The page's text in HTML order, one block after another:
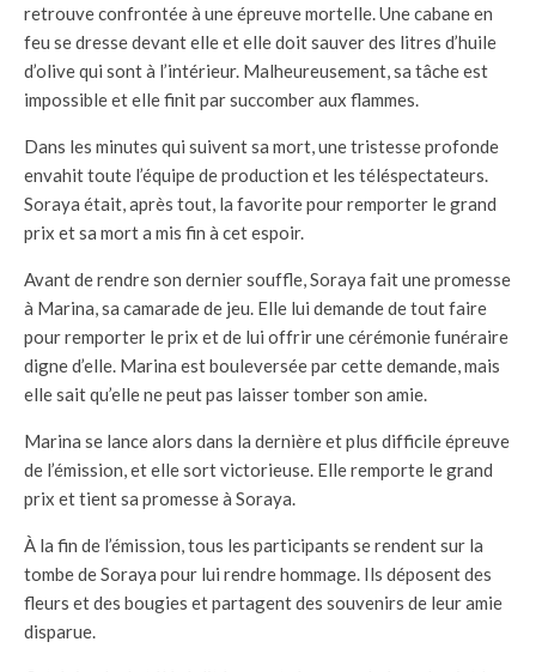
retrouve confrontée à une épreuve mortelle. Une cabane en
feu se dresse devant elle et elle doit sauver des litres d’huile
d’olive qui sont à l’intérieur. Malheureusement, sa tâche est
impossible et elle finit par succomber aux flammes.
Dans les minutes qui suivent sa mort, une tristesse profonde
envahit toute l’équipe de production et les téléspectateurs.
Soraya était, après tout, la favorite pour remporter le grand
prix et sa mort a mis fin à cet espoir.
Avant de rendre son dernier souffle, Soraya fait une promesse
à Marina, sa camarade de jeu. Elle lui demande de tout faire
pour remporter le prix et de lui offrir une cérémonie funéraire
digne d’elle. Marina est bouleversée par cette demande, mais
elle sait qu’elle ne peut pas laisser tomber son amie.
Marina se lance alors dans la dernière et plus difficile épreuve
de l’émission, et elle sort victorieuse. Elle remporte le grand
prix et tient sa promesse à Soraya.
À la fin de l’émission, tous les participants se rendent sur la
tombe de Soraya pour lui rendre hommage. Ils déposent des
fleurs et des bougies et partagent des souvenirs de leur amie
disparue.